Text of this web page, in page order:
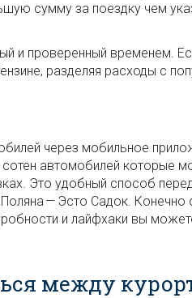
сумму за поездку чем
и проверенный временем.
разделяя расходы с
через мобильное
автомобилей которые
Это удобный способ
— Эсто Садок. Конечно
и лайфхаки вы
между